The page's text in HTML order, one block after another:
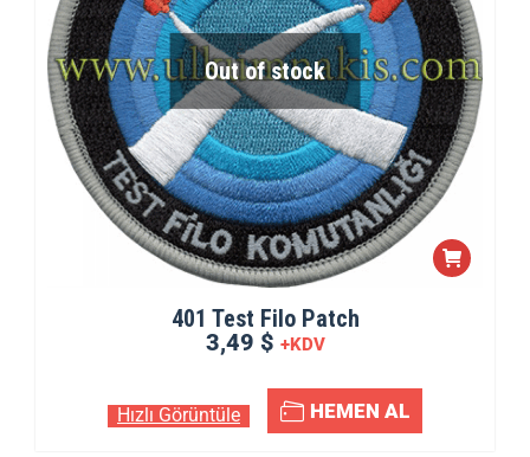
Out of stock
401 Test Filo Patch
3,49 $ +KDV
Hızlı Görüntüle HEMEN AL